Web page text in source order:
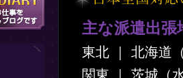
主な派遣出張
東北 ｜ 北海道
関東 ｜ 茨城（